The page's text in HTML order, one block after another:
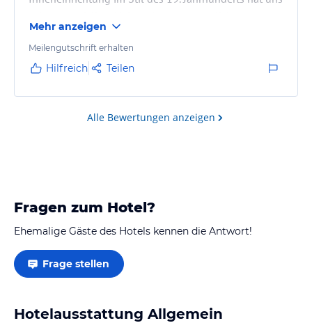
Umgebung gefielen uns die Arbeit der Mitarbeiter
und ein reichhaltiges Frühstück. Das Hotel hat auch
ein Wellnesscenter, das wir leider aus Zeitmangel
Mehr anzeigen
Meilengutschrift erhalten
Hilfreich Teilen
Alle Bewertungen anzeigen
Fragen zum Hotel?
Ehemalige Gäste des Hotels kennen die Antwort!
Frage stellen
Hotelausstattung Allgemein